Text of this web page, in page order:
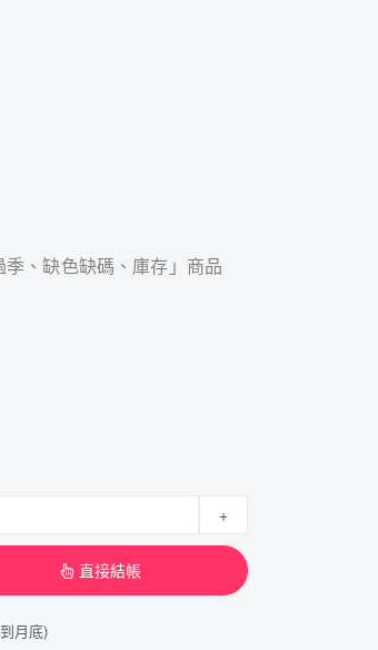
、缺色缺碼、庫存」商品
+
直接結帳
月底)